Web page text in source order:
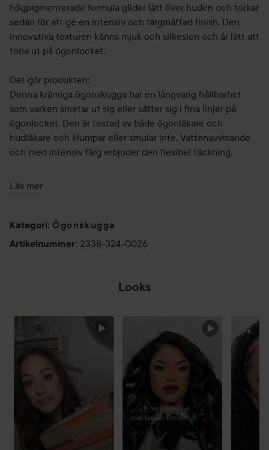
högpigmenterade formula glider lätt över huden och torkar
sedan för att ge en intensiv och färgmättad finish. Den
innovativa texturen känns mjuk och silkeslen och är lätt att
tona ut på ögonlocket.
Det gör produkten:
Denna krämiga ögonskugga har en långvarig hållbarhet
som varken smetar ut sig eller sätter sig i fina linjer på
ögonlocket. Den är testad av både ögonläkare och
hudläkare och klumpar eller smular inte. Vattenavvisande
och med intensiv färg erbjuder den flexibel täckning.
Användning:
Stryk över området runt ögonen med ett finger eller en
Läs mer
Kategori: Ögonskugga
Artikelnummer: 2338-324-0026
Looks
HOPPA ÖVER SEKTIONEN